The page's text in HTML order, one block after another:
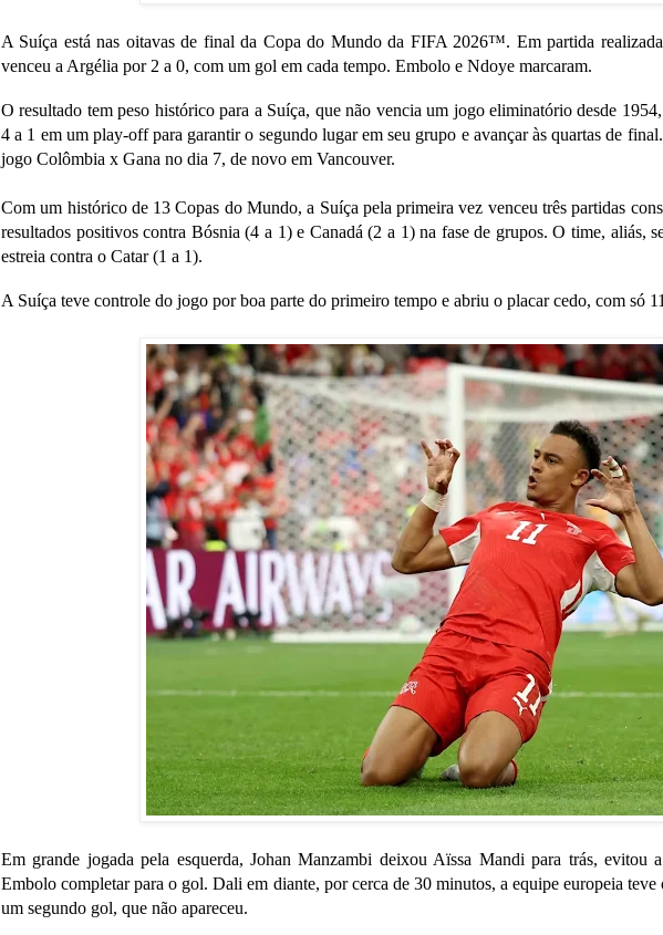
A Suíça está nas oitavas de final da Copa do Mundo da FIFA 2026™. Em partida
venceu a Argélia por 2 a 0, com um gol em cada tempo. Embolo e Ndoye marcaram.
O resultado tem peso histórico para a Suíça, que não vencia um jogo eliminatório desde
4 a 1 em um play-off para garantir o segundo lugar em seu grupo e avançar às quartas de
jogo Colômbia x Gana no dia 7, de novo em Vancouver.
Com um histórico de 13 Copas do Mundo, a Suíça pela primeira vez venceu três partidas
resultados positivos contra Bósnia (4 a 1) e Canadá (2 a 1) na fase de grupos. O time, aliás,
estreia contra o Catar (1 a 1).
A Suíça teve controle do jogo por boa parte do primeiro tempo e abriu o placar cedo, com só
Em grande jogada pela esquerda, Johan Manzambi deixou Aïssa Mandi para trás, evitou
Embolo completar para o gol. Dali em diante, por cerca de 30 minutos, a equipe europeia
um segundo gol, que não apareceu.